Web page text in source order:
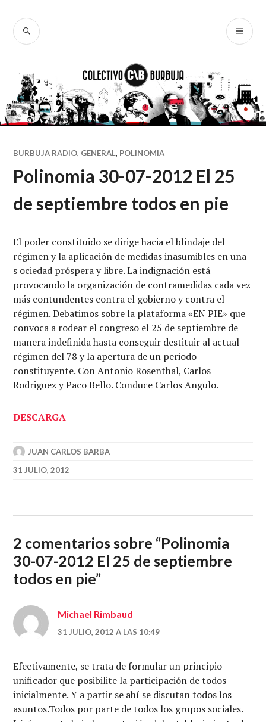
contenido
BUSCAR
BURBUJA RADIO, GENERAL, POLINOMIA
Polinomia 30-07-2012 El 25
de septiembre todos en pie
El poder constituido se dirige hacia el blindaje del
régimen y la aplicación de medidas inasumibles en una
s ociedad próspera y libre. La indignación está
provocando la organización de contramedidas cada vez
más contundentes contra el gobierno y contra el
régimen. Debatimos sobre la plataforma «EN PIE» que
convoca a rodear el congreso el 25 de septiembre de
manera indefinida hasta conseguir destituir al actual
régimen del 78 y la apertura de un periodo
constituyente. Con Antonio Rosenthal, Carlos
Rodriguez y Paco Bello. Conduce Carlos Angulo.
DESCARGA
JUAN CARLOS BARBA
31 JULIO, 2012
2 comentarios sobre “Polinomia
30-07-2012 El 25 de septiembre
todos en pie”
Michael Rimbaud
31 JULIO, 2012 A LAS 10:49
Efectivamente, se trata de formular un principio
unificador que posibilite la participación de todos
inicialmente. Y a partir se ahí se discutan todos los
asuntos.Todos por parte de todos los grupos sociales.